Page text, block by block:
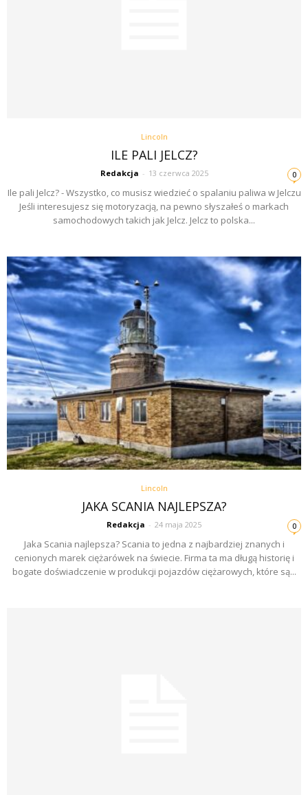
Lincoln
ILE PALI JELCZ?
Redakcja - 13 czerwca 2025 0
Ile pali Jelcz? - Wszystko, co musisz wiedzieć o spalaniu paliwa w Jelczu
Jeśli interesujesz się motoryzacją, na pewno słyszałeś o markach
samochodowych takich jak Jelcz. Jelcz to polska...
Lincoln
JAKA SCANIA NAJLEPSZA?
Redakcja - 24 maja 2025 0
Jaka Scania najlepsza? Scania to jedna z najbardziej znanych i
cenionych marek ciężarówek na świecie. Firma ta ma długą historię i
bogate doświadczenie w produkcji pojazdów ciężarowych, które są...